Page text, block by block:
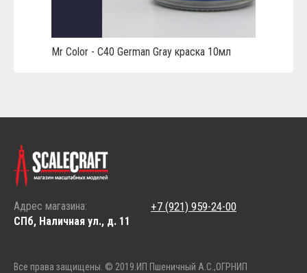
Mr Color - C40 German Gray краска 10мл
Адрес магазина:
СПб, Наличная ул., д. 11
+7 (921) 959-24-00
Все права защищены. © 2019. ИП Пшеничный А.С.,ОГРНИП